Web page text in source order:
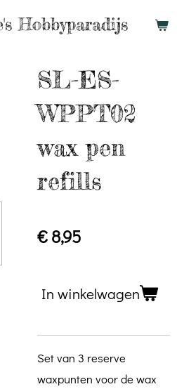
Hobbyparadijs
SL-ES-
WPPT02
wax pen
refills
€ 8,95
In winkelwagen
Set van 3 reserve
waxpunten voor de wax